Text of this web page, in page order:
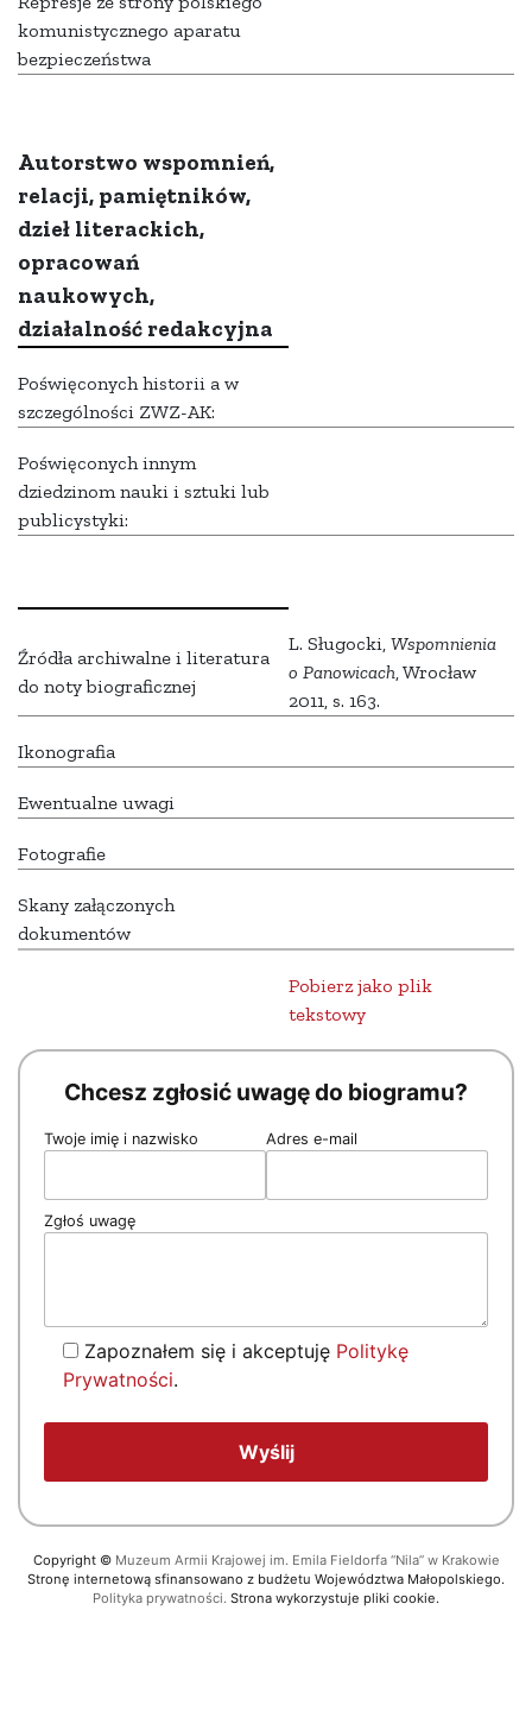
komunistycznego aparatu
bezpieczeństwa
Autorstwo wspomnień,
relacji, pamiętników,
dzieł literackich,
opracowań
naukowych,
działalność redakcyjna
Poświęconych historii a w
szczególności ZWZ-AK:
Poświęconych innym
dziedzinom nauki i sztuki lub
publicystyki:
Źródła archiwalne i literatura
do noty biograficznej
L. Sługocki, Wspomnienia
o Panowicach, Wrocław
2011, s. 163.
Ikonografia
Ewentualne uwagi
Fotografie
Skany załączonych
dokumentów
Pobierz jako plik
tekstowy
Chcesz zgłosić uwagę do biogramu?
Twoje imię i nazwisko Adres e-mail
Zgłoś uwagę
Zapoznałem się i akceptuję Politykę
Prywatności.
Copyright © Muzeum Armii Krajowej im. Emila Fieldorfa “Nila” w Krakowie
Stronę internetową sfinansowano z budżetu Województwa Małopolskiego.
Polityka prywatności. Strona wykorzystuje pliki cookie.